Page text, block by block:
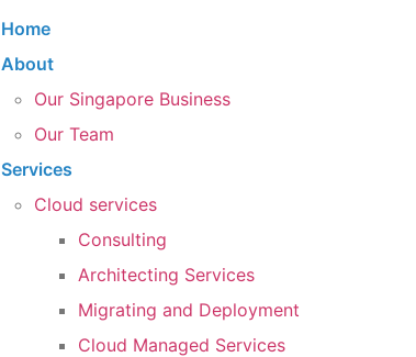
Home
About
Our Singapore Business
Our Team
Services
Cloud services
Consulting
Architecting Services
Migrating and Deployment
Cloud Managed Services